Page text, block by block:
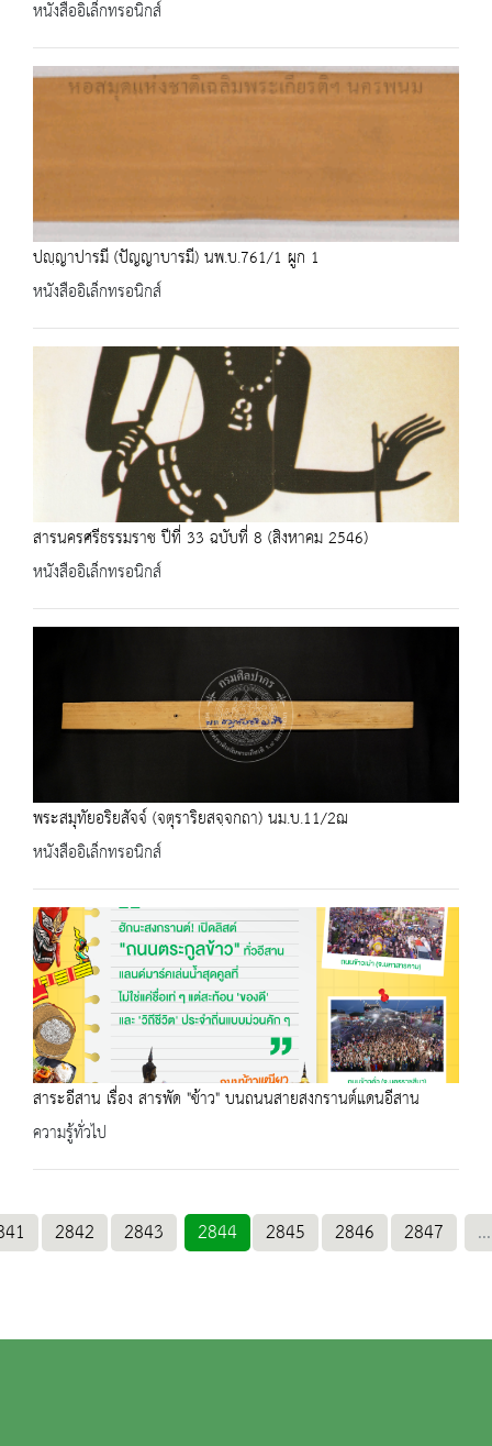
หนังสืออิเล็กทรอนิกส์
ปญฺญาปารมี (ปัญญาบารมี) นพ.บ.761/1 ผูก 1
หนังสืออิเล็กทรอนิกส์
สารนครศรีธรรมราช ปีที่ 33 ฉบับที่ 8 (สิงหาคม 2546)
หนังสืออิเล็กทรอนิกส์
พระสมุทัยอริยสัจจ์ (จตุราริยสจฺจกถา) นม.บ.11/2ฌ
หนังสืออิเล็กทรอนิกส์
สาระอีสาน เรื่อง สารพัด "ข้าว" บนถนนสายสงกรานต์แดนอีสาน
ความรู้ทั่วไป
2842 2843 2844 2845 2846 2847 ...